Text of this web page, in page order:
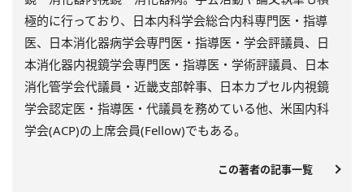
極的に行っており、日本内科学会総合内科専門医・指導
医、日本消化器病学会専門医・指導医・学会評議員、日
本消化器内視鏡学会専門医・指導医・学術評議員、日本
消化管学会代議員・近畿支部幹事、日本カプセル内視鏡
学会認定医・指導医・代議員を務めている他、米国内科
学会(ACP)の上席会員(Fellow)でもある。
この著者の記事一覧